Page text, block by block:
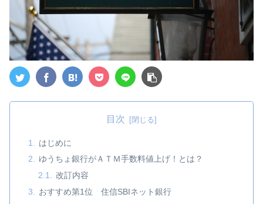
目次
はじめに
ゆうちょ銀行がＡＴＭ手数料値上げ！とは？
改訂内容
おすすめ第1位 住信SBIネット銀行